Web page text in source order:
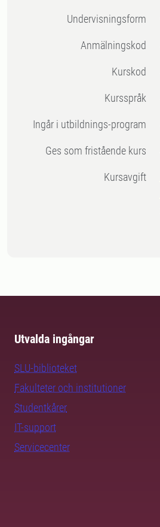
Undervisningsform
Anmälningskod
Kurskod
Kursspråk
Ingår i utbildnings-program
Ges som fristående kurs
Kursavgift
Utvalda ingångar
SLU-biblioteket
Fakulteter och institutioner
Studentkårer
IT-support
Servicecenter